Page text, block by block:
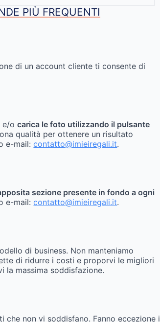
PIÙ FREQUENTI
di un account cliente ti consente di
e/ocarica le foto utilizzando il pulsante
qualità per ottenere un risultato
e-mail:contatto@imieiregali.it.
sezione presente in fondo a ogni
e-mail:contatto@imieiregali.it.
di business. Non manteniamo
di ridurre i costi e proporvi le migliori
la massima soddisfazione.
che non vi soddisfano. Fanno eccezione i